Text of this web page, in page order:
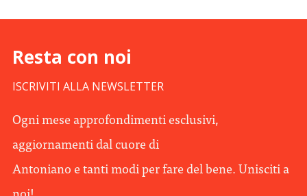
Resta con noi
ISCRIVITI ALLA NEWSLETTER
Ogni mese approfondimenti esclusivi,
aggiornamenti dal cuore di
Antoniano e tanti modi per fare del bene. Unisciti a